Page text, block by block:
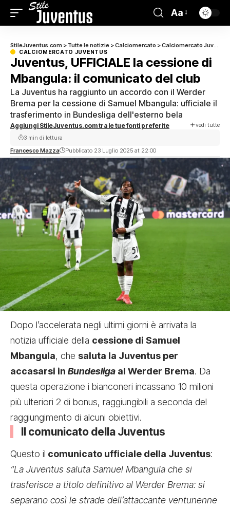
Aa
StileJuventus.com > Tutte le notizie >Calciomercato >Calciomercato Juventus
CALCIOMERCATO JUVENTUS
Juventus, UFFICIALE la cessione di
Mbangula: il comunicato del club
La Juventus ha raggiunto un accordo con il Werder
Brema per la cessione di Samuel Mbangula: ufficiale il
trasferimento in Bundesliga dell'esterno bela
Aggiungi StileJuventus.com tra le tue fonti preferite vedi tutte
Francesco Mazza Pubblicato 23 Luglio 2025 at 22:00
3 min di lettura
Dopo l’accelerata negli ultimi giorni è arrivata la
notizia ufficiale della cessione di Samuel
Mbangula, che saluta la Juventus per
accasarsi in Bundesliga al Werder Brema. Da
questa operazione i bianconeri incassano 10 milioni
più ulteriori 2 di bonus, raggiungibili a seconda del
raggiungimento di alcuni obiettivi.
Il comunicato della Juventus
Questo il comunicato ufficiale della Juventus:
“La Juventus saluta Samuel Mbangula che si
trasferisce a titolo definitivo al Werder Brema: si
separano così le strade dell’attaccante ventunenne